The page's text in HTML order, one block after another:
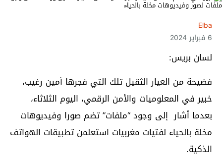
Elba
6 فبراير 2024
لسان بريس:
فضيحة من العيار الثقيل تلك التي فجرها أمين رغيب،
خبير في المعلوميات والأمن الرقمي، اليوم الثلاثاء،
بعدما أشار إلى وجود “ملفات” تضم صورا وفيديوهات
مخلة بالحياء لفتيات مغربيات استعلمن تطبيقات الهواتف
الذكية.